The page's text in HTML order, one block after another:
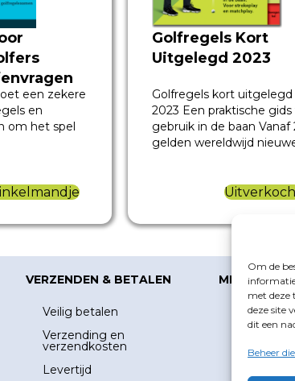
Om de
met deze
deze site
dit een
Beheer
een zekere
en
om het spel
Golfregels Kort
Uitgelegd 2023
Golfregels kort uitgelegd
2023 Een praktische gids
gebruik in de baan Vanaf
gelden wereldwijd
VERZENDEN & BETALEN
Veilig betalen
Verzending en
verzendkosten
Levertijd
MIJN
Mijn
Inloggen